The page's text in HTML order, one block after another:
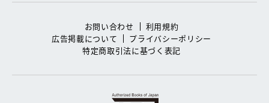
お問い合わせ
利用規約
広告掲載について
プライバシーポリシー
特定商取引法に基づく表記